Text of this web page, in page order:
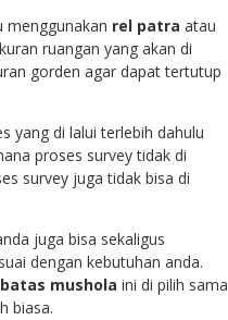
menggunakan rel patra atau
ruangan yang akan di
gorden agar dapat tertutup
yang di lalui terlebih dahulu
proses survey tidak di
survey juga tidak bisa di
juga bisa sekaligus
dengan kebutuhan anda.
mushola ini di pilih sama
biasa.